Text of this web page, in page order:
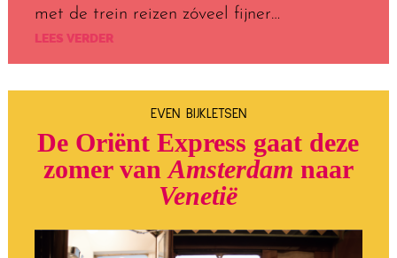
met de trein reizen zóveel fijner…
LEES VERDER
EVEN BIJKLETSEN
De Oriënt Express gaat deze
zomer vanAmsterdam naar
Venetië